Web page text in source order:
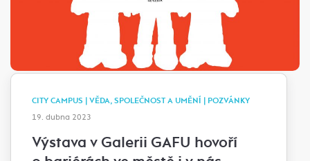
CITY CAMPUS | VĚDA, SPOLEČNOST A UMĚNÍ | POZVÁNKY
19. dubna 2023
Výstava v Galerii GAFU hovoří